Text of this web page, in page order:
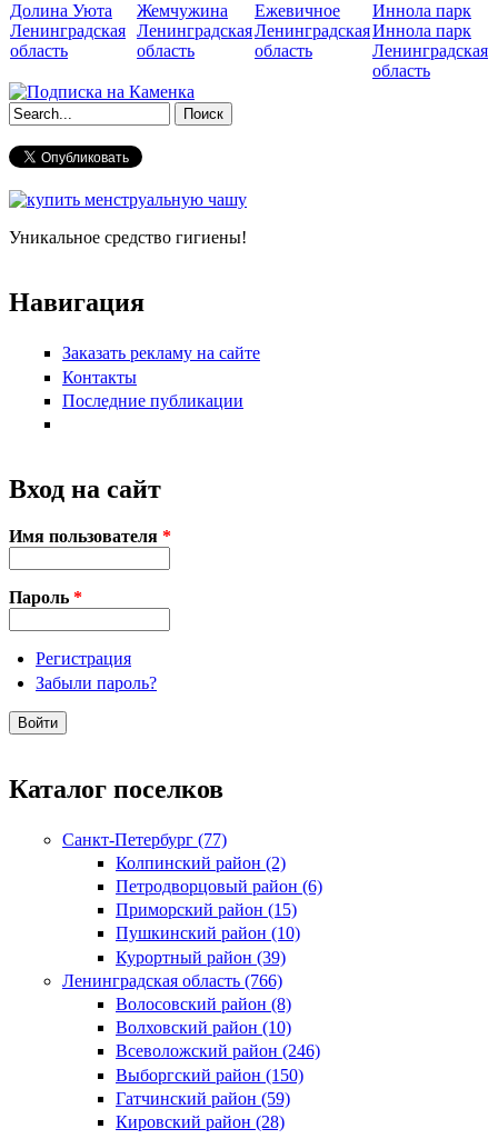
Долина Уюта
Ленинградская
область
Жемчужина
Ленинградская
область
Ежевичное
Ленинградская
область
Иннола парк
Ленинградская
область
Форма поиска
Уникальное средство гигиены!
Навигация
Заказать рекламу на сайте
Контакты
Последние публикации
Вход на сайт
Имя пользователя *
Пароль *
Регистрация
Забыли пароль?
Каталог поселков
Санкт-Петербург (77)
Колпинский район (2)
Петродворцовый район (6)
Приморский район (15)
Пушкинский район (10)
Курортный район (39)
Ленинградская область (766)
Волосовский район (8)
Волховский район (10)
Всеволожский район (246)
Выборгский район (150)
Гатчинский район (59)
Кировский район (28)